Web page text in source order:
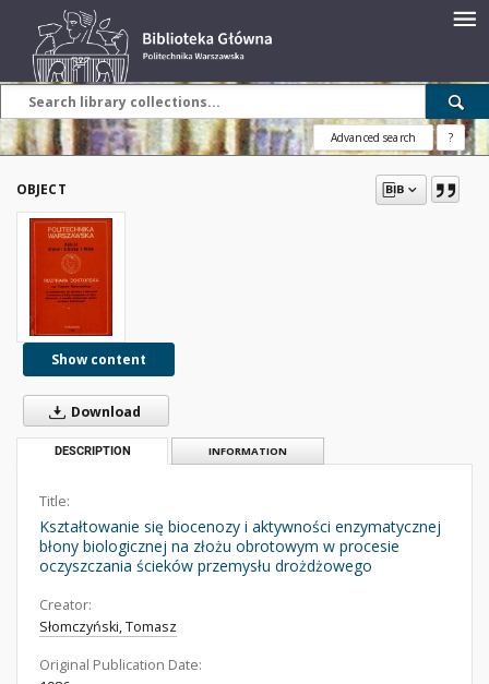
Advanced search ?
OBJECT
Show content
Download
DESCRIPTION INFORMATION
Title:
Kształtowanie się biocenozy i aktywności enzymatycznej
błony biologicznej na złożu obrotowym w procesie
oczyszczania ścieków przemysłu drożdżowego
Creator:
Słomczyński, Tomasz
Original Publication Date: